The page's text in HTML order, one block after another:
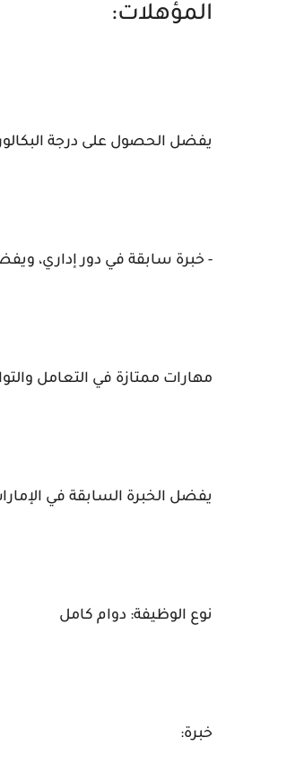
المؤهلات:
يفضل الحصول على درجة
- خبرة سابقة في دور إداري،
مهارات ممتازة في التعامل
يفضل الخبرة السابقة في
نوع الوظيفة: دوام كامل
خبرة: